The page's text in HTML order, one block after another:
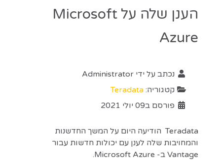
הענן שלה על Microsoft
Azure
נכתב על ידי Administrator
קטגוריה: Teradata
פורסם ב09 יולי 2021
Teradata הודיעה היום על המשך החדשנות
והמחויבות שלה לענן עם יכולות חדשות עבור
Vantage ב- Microsoft Azure.